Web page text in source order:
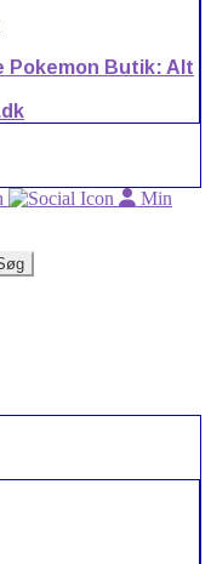
Pokemon Butik: Alt
Min